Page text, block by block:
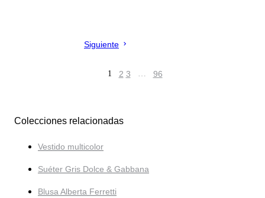
Siguiente
1 2 3 … 96
Colecciones relacionadas
Vestido multicolor
Suéter Gris Dolce & Gabbana
Blusa Alberta Ferretti